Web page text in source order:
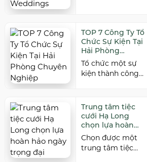
Dưới […]
venue is one of the
most important.
As a leading
wedding venue
Hai Phong,
W.Jardin
romantic garden
spaces, premium
cuisine prepared
under the ISO
22000:2018 food
TOP 7 Công Ty Tổ
Chức Sự Kiện Tại
Hải Phòng
Chuyên Nghiệp
Tổ chức một sự
kiện thành công
nghiệm và khả
năng triển khai
chuyên nghiệp. Tại
Hải Phòng, nhiều
công ty cung cấp
đa dạng dịch vụ từ
Trung tâm tiệc
cưới Hạ Long
chọn lựa hoàn
hảo ngày trọng
đại
Chọn được một
trung tâm tiệc